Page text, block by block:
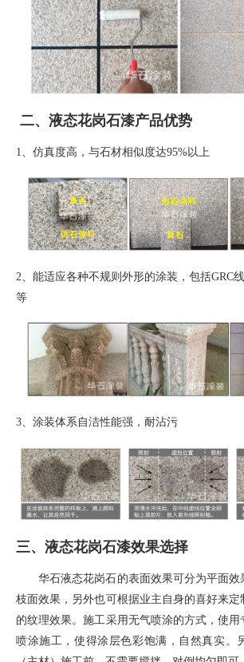
二、液态花岗石漆产品优势
1、 仿真度高，与石材相似度达95%以上
2、 能适应各种不规则外形的涂装，包括GRC
等
3、 涂装体系自洁性能强，耐沾污
三、液态花岗石漆效果选择
华石液态花岗石的表面效果可分为平面
枝面效果，另外也可根据业主自身的喜好来
的纹理效果。施工采用无气喷涂的方式，使
喷涂施工，使得涂层色彩饱满，自然真实。